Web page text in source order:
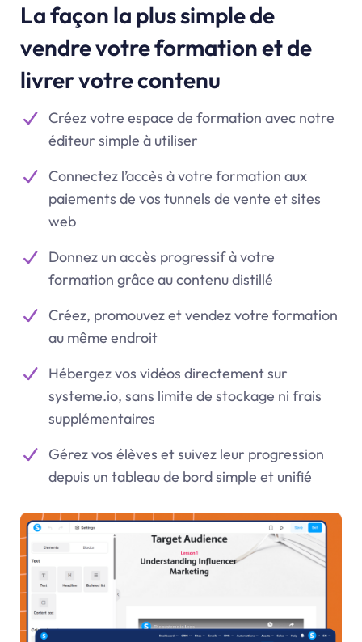
La façon la plus simple de
vendre votre formation et de
livrer votre contenu
Créez votre espace de formation avec notre
éditeur simple à utiliser
Connectez l’accès à votre formation aux
paiements de vos tunnels de vente et sites
web
Donnez un accès progressif à votre
formation grâce au contenu distillé
Créez, promouvez et vendez votre formation
au même endroit
Hébergez vos vidéos directement sur
systeme.io, sans limite de stockage ni frais
supplémentaires
Gérez vos élèves et suivez leur progression
depuis un tableau de bord simple et unifié